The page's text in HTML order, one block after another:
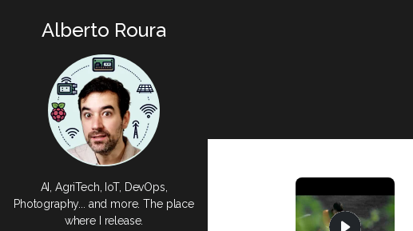
Alberto Roura
AI, AgriTech, IoT, DevOps,
Photography... and more. The place
where I release.